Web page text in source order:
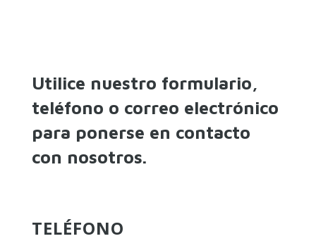
Utilice nuestro formulario,
teléfono o correo electrónico
para ponerse en contacto
con nosotros.
TELÉFONO